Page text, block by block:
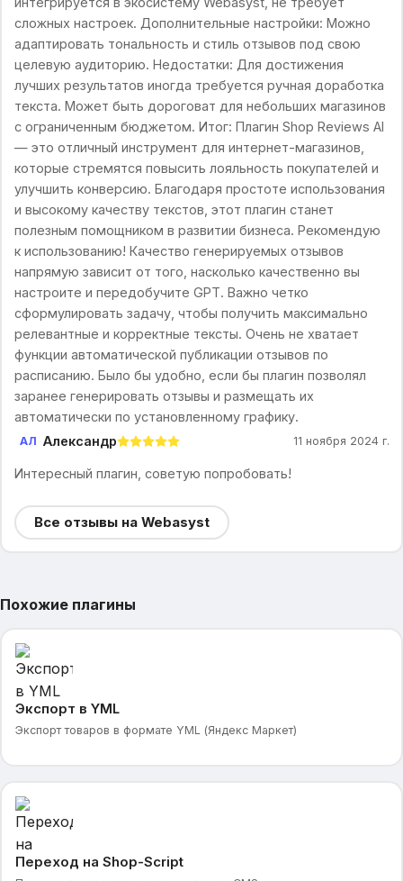
сложных настроек. Дополнительные настройки: Можно
адаптировать тональность и стиль отзывов под свою
целевую аудиторию. Недостатки: Для достижения
лучших результатов иногда требуется ручная доработка
текста. Может быть дороговат для небольших магазинов
с ограниченным бюджетом. Итог: Плагин Shop Reviews AI
— это отличный инструмент для интернет-магазинов,
которые стремятся повысить лояльность покупателей и
улучшить конверсию. Благодаря простоте использования
и высокому качеству текстов, этот плагин станет
полезным помощником в развитии бизнеса. Рекомендую
к использованию! Качество генерируемых отзывов
напрямую зависит от того, насколько качественно вы
настроите и передобучите GPT. Важно четко
сформулировать задачу, чтобы получить максимально
релевантные и корректные тексты. Очень не хватает
функции автоматической публикации отзывов по
расписанию. Было бы удобно, если бы плагин позволял
заранее генерировать отзывы и размещать их
автоматически по установленному графику.
АЛ Александр 11 ноября 2024 г.
Интересный плагин, советую попробовать!
Все отзывы на Webasyst
Похожие плагины
Экспорт в YML
Экспорт товаров в формате YML (Яндекс Маркет)
Переход на Shop-Script